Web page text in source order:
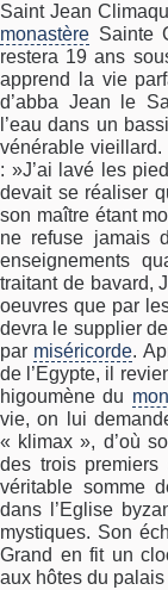
Saint Jean
monastère Sainte
restera 19 ans
apprend la vie
d’abba Jean le
l’eau dans un
vénérable vieillard.
: »J’ai lavé les
devait se réaliser
son maître étant
ne refuse jamais
enseignements
traitant de bavard,
oeuvres que par
devra le supplier
par miséricorde.
de l’Egypte, il
higoumène du
vie, on lui
« klimax », d’où
des trois
véritable somme
dans l’Eglise
mystiques. Son
Grand en fit un
aux hôtes du